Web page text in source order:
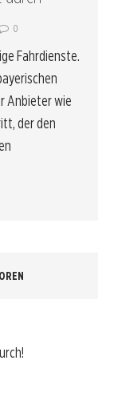
0
Fahrdienste.
Anbieter wie
der den